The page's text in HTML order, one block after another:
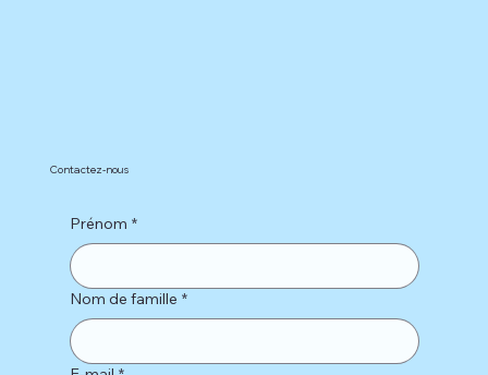
Contactez-nous
Prénom *
Nom de famille *